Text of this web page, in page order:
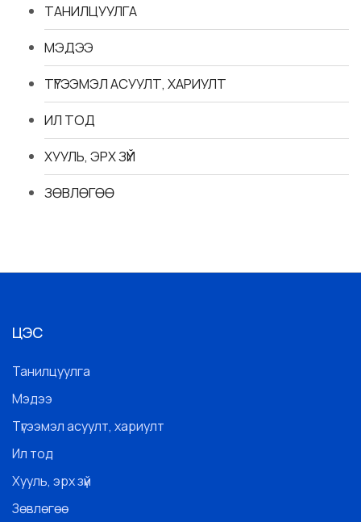
ТАНИЛЦУУЛГА
МЭДЭЭ
ТҮГЭЭМЭЛ АСУУЛТ, ХАРИУЛТ
ИЛ ТОД
ХУУЛЬ, ЭРХ ЗҮЙ
ЗӨВЛӨГӨӨ
ЦЭС
Танилцуулга
Мэдээ
Түгээмэл асуулт, хариулт
Ил тод
Хууль, эрх зүй
Зөвлөгөө